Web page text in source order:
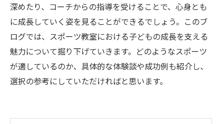
深めたり、コーチからの指導を受けることで、心身とも
に成長していく姿を見ることができるでしょう。このブ
ログでは、スポーツ教室における子どもの成長を支える
魅力について掘り下げていきます。どのようなスポーツ
が適しているのか、具体的な体験談や成功例も紹介し、
選択の参考にしていただければと思います。